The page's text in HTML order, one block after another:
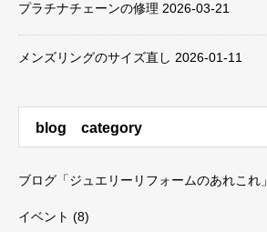
プラチナチェーンの修理 2026-03-21
メンズリングのサイズ直し 2026-01-11
blog category
ブログ「ジュエリーリフォームのあれこれ」
イベント (8)